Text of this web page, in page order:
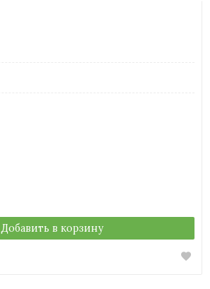
Добавить в корзину